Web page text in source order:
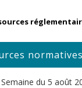
du 5 août